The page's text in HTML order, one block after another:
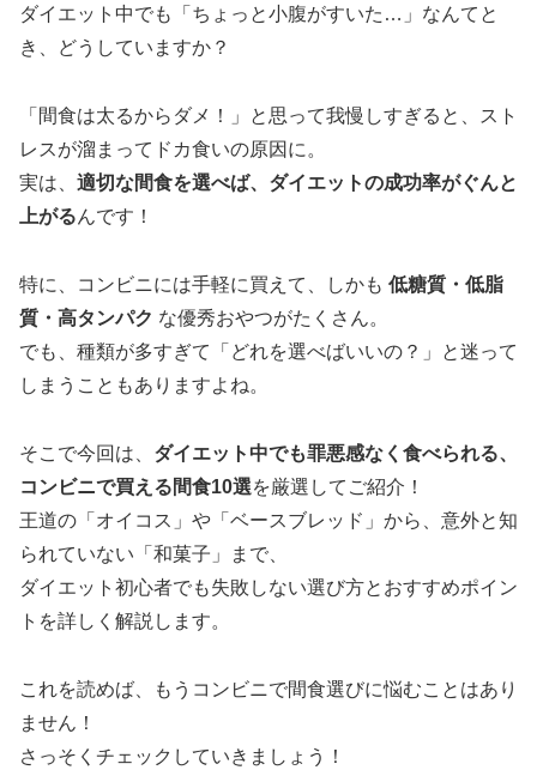
ダイエット中でも「ちょっと小腹がすいた…」なんてと
き、どうしていますか？
「間食は太るからダメ！」と思って我慢しすぎると、スト
レスが溜まってドカ食いの原因に。
実は、 適切な間食を選べば、ダイエットの成功率がぐんと
上がるんです！
特に、コンビニには手軽に買えて、しかも 低糖質・低脂
質・高タンパク な優秀おやつがたくさん。
でも、種類が多すぎて「どれを選べばいいの？」と迷って
しまうこともありますよね。
そこで今回は、 ダイエット中でも罪悪感なく食べられる、
コンビニで買える間食10選を厳選してご紹介！
王道の「オイコス」や「ベースブレッド」から、意外と知
られていない「和菓子」まで、
ダイエット初心者でも失敗しない選び方とおすすめポイン
トを詳しく解説します。
これを読めば、もうコンビニで間食選びに悩むことはあり
ません！
さっそくチェックしていきましょう！